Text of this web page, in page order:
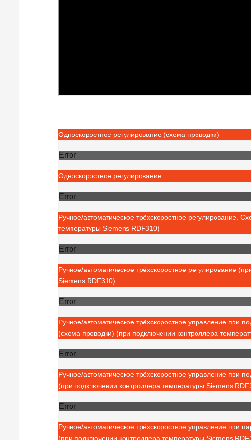
Односкоростное регулирование (схема проводки)
Error
Односкоростное регулирование
Error
Ручное/автоматическое трёхскоростное регулирование.
температуры Siemens RDF310)
Error
Ручное/автоматическое трёхскоростное регулирование
Siemens RDF310)
Error
Ручное/автоматическое трёхскоростное управление при
(схема проводки) (при подключении контроллера
Error
Ручное/автоматическое трёхскоростное управление при
(при подключении контроллера температуры Siemens
Error
Ручное/автоматическое трёхскоростное управление при
(при подключении контроллера температуры Siemens